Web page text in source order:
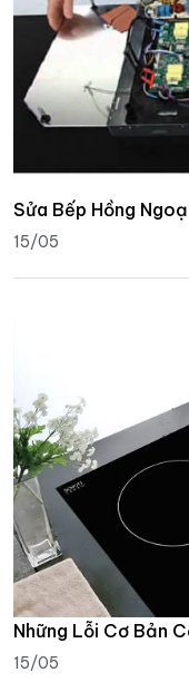
Sửa Bếp Hồng
15/05
Những Lỗi Cơ Bản
15/05